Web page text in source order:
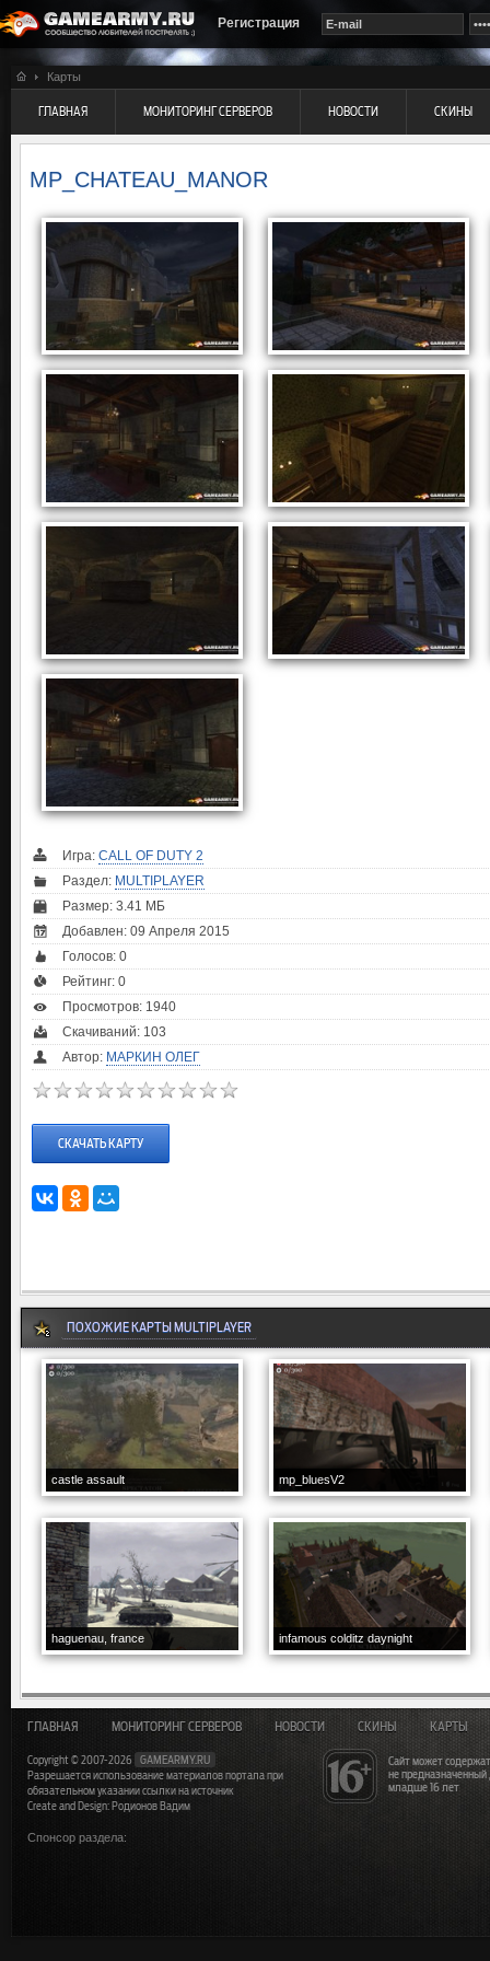
Регистрация
Карты
ГЛАВНАЯ МОНИТОРИНГ СЕРВЕРОВ НОВОСТИ СКИНЫ
MP_CHATEAU_MANOR
Игра: CALL OF DUTY 2
Раздел: MULTIPLAYER
Размер: 3.41 МБ
Добавлен: 09 Апреля 2015
Голосов: 0
Рейтинг: 0
Просмотров: 1940
Скачиваний: 103
Автор: МАРКИН ОЛЕГ
СКАЧАТЬ КАРТУ
ПОХОЖИЕ КАРТЫ MULTIPLAYER
castle assault mp_bluesV2
haguenau, france infamous colditz daynight
Сайт может
не
младше 16 лет
ГЛАВНАЯ МОНИТОРИНГ СЕРВЕРОВ НОВОСТИ СКИНЫ КАРТЫ
Copyright © 2007-2026
GAMEARMY.RU
Разрешается использование материалов портала при
обязательном указании ссылки на источник
Create and Design: Родионов Вадим
Спонсор раздела: